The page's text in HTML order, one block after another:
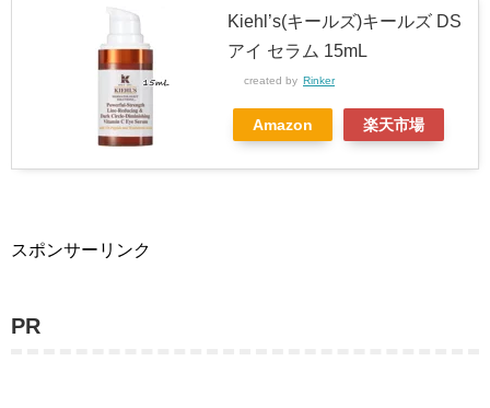
Kiehl’s(キールズ)キールズ DS
アイ セラム 15mL
created by Rinker
Amazon 楽天市場
スポンサーリンク
PR